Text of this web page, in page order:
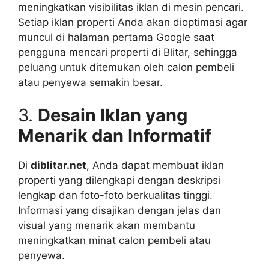
meningkatkan visibilitas iklan di mesin pencari.
Setiap iklan properti Anda akan dioptimasi agar
muncul di halaman pertama Google saat
pengguna mencari properti di Blitar, sehingga
peluang untuk ditemukan oleh calon pembeli
atau penyewa semakin besar.
3. Desain Iklan yang
Menarik dan Informatif
Di diblitar.net, Anda dapat membuat iklan
properti yang dilengkapi dengan deskripsi
lengkap dan foto-foto berkualitas tinggi.
Informasi yang disajikan dengan jelas dan
visual yang menarik akan membantu
meningkatkan minat calon pembeli atau
penyewa.